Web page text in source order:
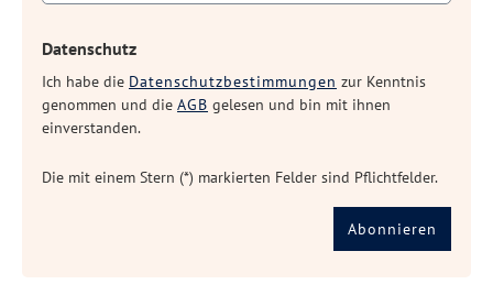
Datenschutz
Ich habe die Datenschutzbestimmungen zur Kenntnis
genommen und die AGB gelesen und bin mit ihnen
einverstanden.
Die mit einem Stern (*) markierten Felder sind Pflichtfelder.
Abonnieren